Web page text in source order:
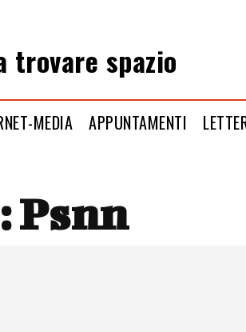
spazio
MEDIA APPUNTAMENTI
Psnn